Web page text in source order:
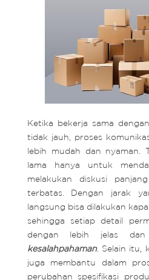
Ketika bekerja sama
tidak jauh, proses
lebih mudah dan nyaman.
lama hanya untuk
melakukan diskusi
terbatas. Dengan jarak
langsung bisa dilakukan
sehingga setiap detail
dengan lebih jelas dan
kesalahpahaman. Selain itu,
juga membantu dalam
perubahan spesifikasi